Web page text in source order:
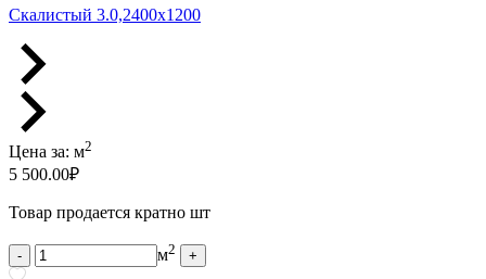
Скалистый 3.0,2400x1200
Цена за: м2
5 500.00₽
Товар продается кратно шт
- м2 +